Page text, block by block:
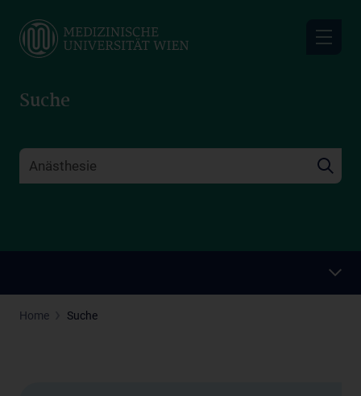
main
Suche
Home Suche